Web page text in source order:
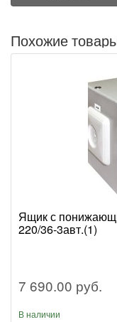
Похожие
Ящик с
220/36-3авт.(1)
7 690.00 руб.
В наличии